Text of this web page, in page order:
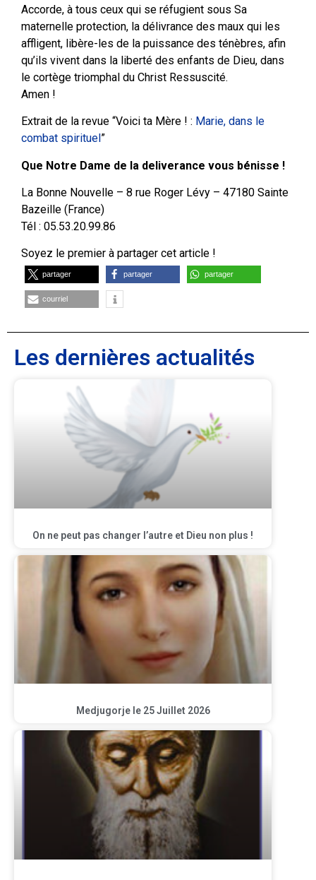
Accorde, à tous ceux qui se réfugient sous Sa
maternelle protection, la délivrance des maux qui les
affligent, libère-les de la puissance des ténèbres, afin
qu’ils vivent dans la liberté des enfants de Dieu, dans
le cortège triomphal du Christ Ressuscité.
Amen !
Extrait de la revue “Voici ta Mère ! : Marie, dans le
combat spirituel”
Que Notre Dame de la deliverance vous bénisse !
La Bonne Nouvelle – 8 rue Roger Lévy – 47180 Sainte
Bazeille (France)
Tél : 05.53.20.99.86
Soyez le premier à partager cet article !
partager partager partager
courriel
Les dernières actualités
On ne peut pas changer l’autre et Dieu non plus !
Medjugorje le 25 Juillet 2026